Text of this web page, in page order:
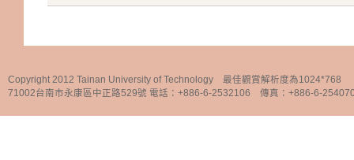
Copyright 2012 Tainan University of Technology 最佳觀賞解析度為1024*768
71002台南市永康區中正路529號 電話：+886-6-2532106 傳真：+886-6-